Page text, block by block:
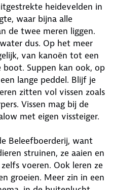
heidevelden in
waar bijna alle
de twee meren liggen.
dus. Op het meer
van kanoën tot een
Suppen kan ook, op
lange peddel. Blijf je
zitten vol vissen zoals
Vissen mag bij de
met eigen vissteiger.
Beleefboerderij, want
struinen, ze aaien en
voeren. Ook leren ze
groeien. Meer zin in een